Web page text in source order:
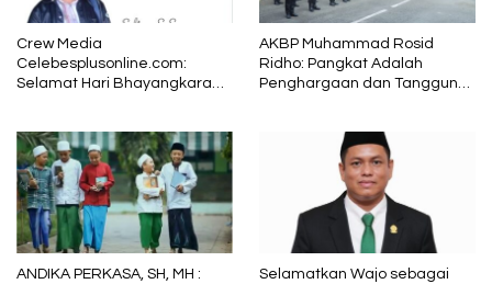
Crew Media
Celebesplusonline.com:
Selamat Hari Bhayangkara
dalam Sunyi dan Terang
AKBP Muhammad Rosid
Ridho: Pangkat Adalah
Penghargaan dan Tanggung
ANDIKA PERKASA, SH, MH :
Selamatkan Wajo sebagai